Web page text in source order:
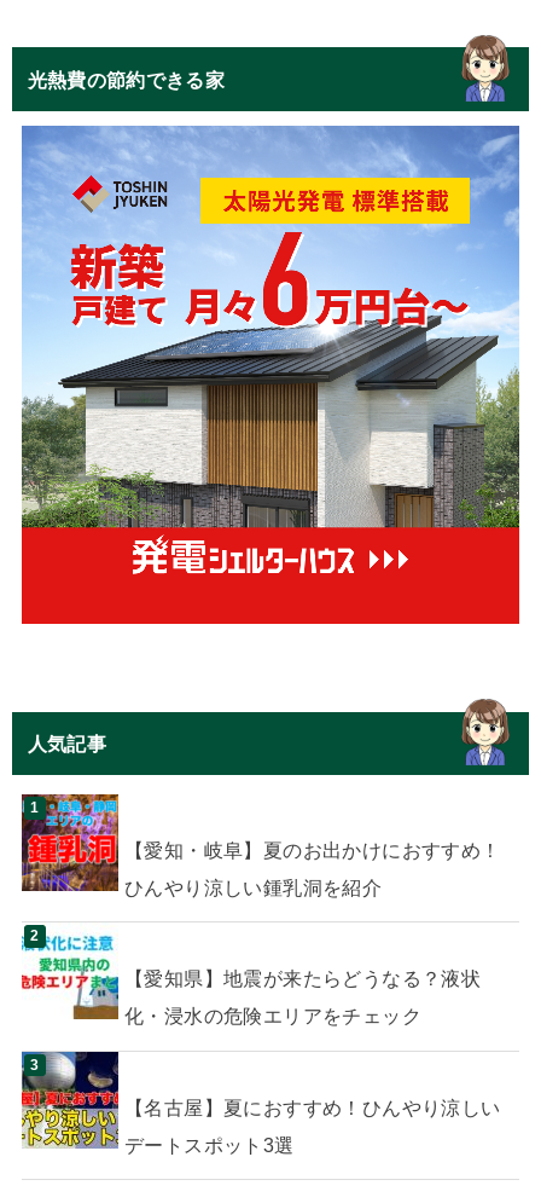
光熱費の節約できる家
人気記事
【愛知・岐阜】夏のお出かけにおすすめ！
ひんやり涼しい鍾乳洞を紹介
【愛知県】地震が来たらどうなる？液状
化・浸水の危険エリアをチェック
【名古屋】夏におすすめ！ひんやり涼しい
デートスポット3選